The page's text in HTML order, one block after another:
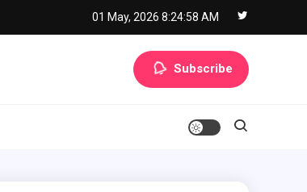
01 May, 2026 8:24:59 AM
Subscribe